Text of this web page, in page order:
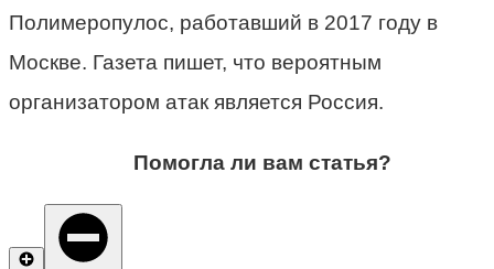
Полимеропулос, работавший в 2017 году в
Москве. Газета пишет, что вероятным
организатором атак является Россия.
Помогла ли вам статья?